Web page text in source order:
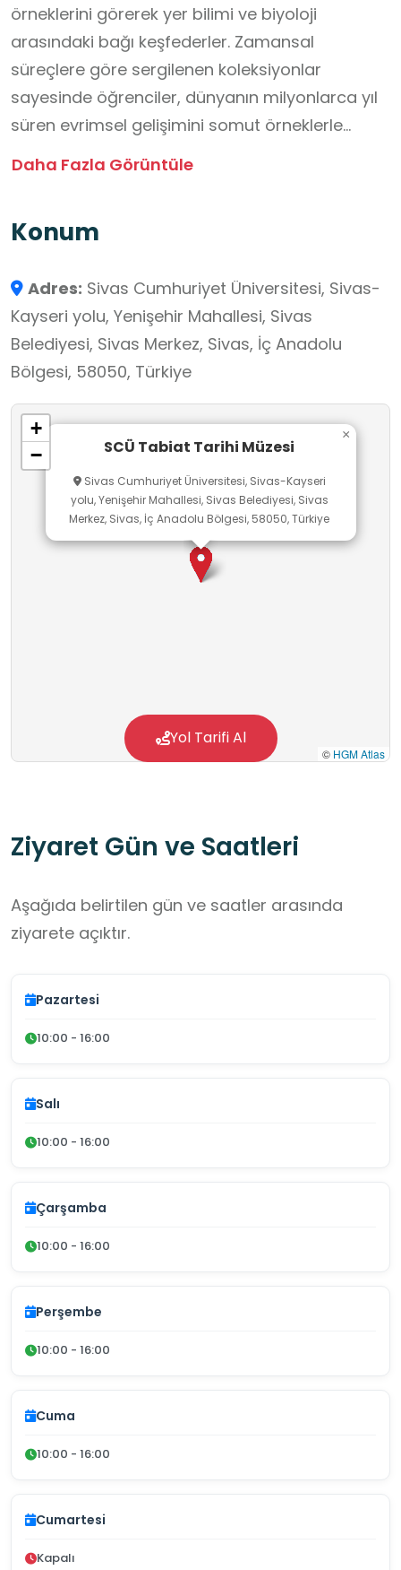
örneklerini görerek yer bilimi ve biyoloji
arasındaki bağı keşfederler. Zamansal
süreçlere göre sergilenen koleksiyonlar
sayesinde öğrenciler, dünyanın milyonlarca yıl
süren evrimsel gelişimini somut örneklerle
öğrenir. Fosiller aracılığıyla geçmişte yaşamış
deneyim, onların hem fen bilimlerine olan
korunmasının önemini fark etmelerini sağlar.
Daha Fazla Görüntüle
Konum
Adres: Sivas Cumhuriyet Üniversitesi, Sivas-
Kayseri yolu, Yenişehir Mahallesi, Sivas
Belediyesi, Sivas Merkez, Sivas, İç Anadolu
Bölgesi, 58050, Türkiye
SCÜ Tabiat Tarihi Müzesi
Sivas Cumhuriyet Üniversitesi, Sivas-Kayseri
yolu, Yenişehir Mahallesi, Sivas Belediyesi, Sivas
Merkez, Sivas, İç Anadolu Bölgesi, 58050, Türkiye
×
+
−
© HGM Atlas
Yol Tarifi Al
Ziyaret Gün ve Saatleri
Aşağıda belirtilen gün ve saatler arasında
ziyarete açıktır.
Pazartesi
10:00 - 16:00
Salı
10:00 - 16:00
Çarşamba
10:00 - 16:00
Perşembe
10:00 - 16:00
Cuma
10:00 - 16:00
Cumartesi
Kapalı